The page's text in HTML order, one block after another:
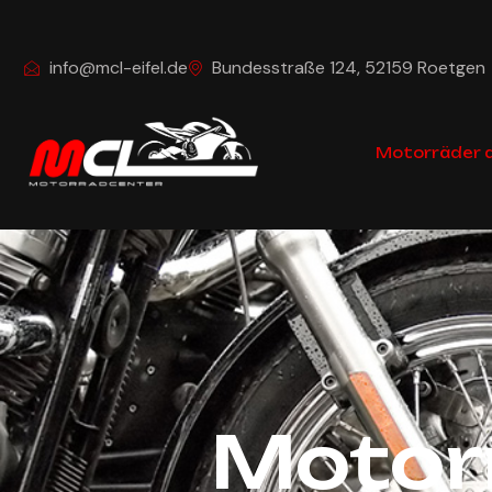
info@mcl-eifel.de Bundesstraße 124, 52159 Roetgen
Motorräder